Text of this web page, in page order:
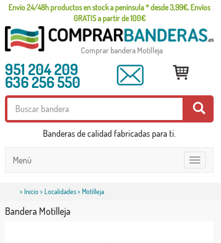
Envío 24/48h productos en stock a península * desde 3,99€, Envíos
GRATIS a partir de 100€
Comprar bandera Motilleja
951 204 209
636 256 550
Banderas de calidad fabricadas para ti.
Toggle
navigation
Menú
> Inicio> Localidades> Motilleja
Bandera Motilleja